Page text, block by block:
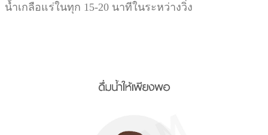
น้ำเกลือแร่ในทุก 15-20 นาทีในระหว่างวิ่ง